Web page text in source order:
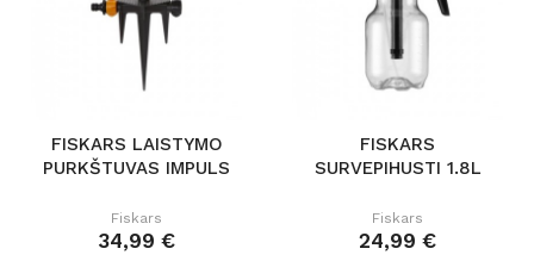
FISKARS LAISTYMO
PURKŠTUVAS IMPULS
Fiskars
34,99 €
FISKARS
SURVEPIHUSTI 1.8L
Fiskars
24,99 €